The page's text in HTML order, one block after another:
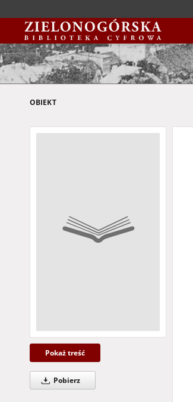
OBIEKT
Pokaż treść
Pobierz